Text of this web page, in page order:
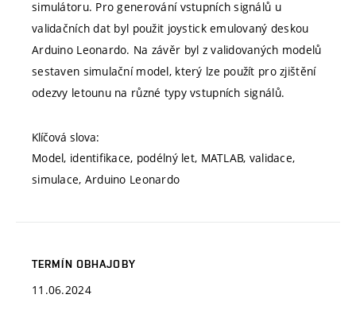
simulátoru. Pro generování vstupních signálů u
validačních dat byl použit joystick emulovaný deskou
Arduino Leonardo. Na závěr byl z validovaných modelů
sestaven simulační model, který lze použít pro zjištění
odezvy letounu na různé typy vstupních signálů.
Klíčová slova:
Model, identifikace, podélný let, MATLAB, validace,
simulace, Arduino Leonardo
TERMÍN OBHAJOBY
11.06.2024